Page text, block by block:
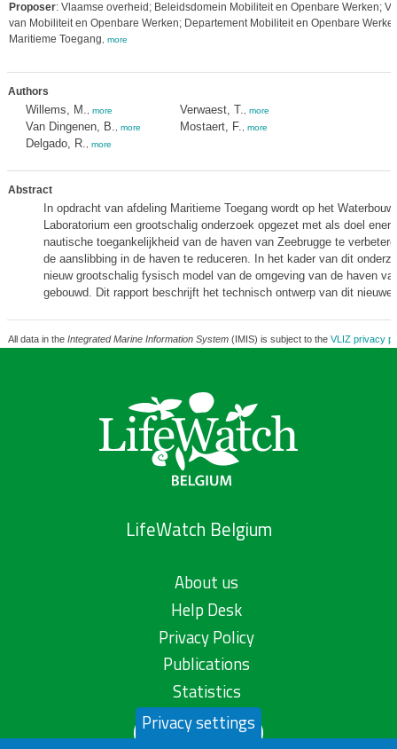
Proposer: Vlaamse overheid; Beleidsdomein Mobiliteit en Openbare Werken;
van Mobiliteit en Openbare Werken; Departement Mobiliteit en Openbare
Maritieme Toegang
more
Authors
Willems, M. more
Van Dingenen, B. more
Delgado, R. more
Verwaest, T. more
Mostaert, F. more
Abstract
In opdracht van afdeling Maritieme Toegang wordt op het
Laboratorium een grootschalig onderzoek opgezet met als doel
nautische toegankelijkheid van de haven van Zeebrugge te
de aanslibbing in de haven te reduceren. In het kader van dit
nieuw grootschalig fysisch model van de omgeving van de haven
gebouwd. Dit rapport beschrijft het technisch ontwerp van dit nieuwe
All data in the Integrated Marine Information System(IMIS) is subject to the VLIZ privacy
LifeWatch Belgium
About us
Help Desk
Privacy Policy
Publications
Statistics
Contact us
Privacy settings